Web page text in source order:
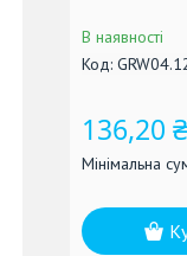
В наявності
Код:
136,20 ₴
Мінімальна